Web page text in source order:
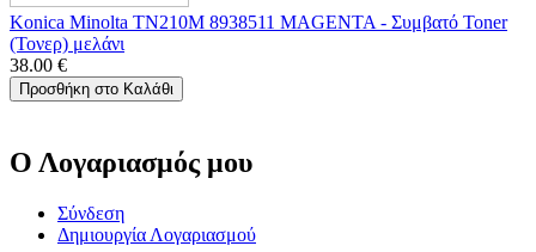
Konica Minolta TN210M 8938511 MAGENTA - Συμβατό Toner
(Τονερ) μελάνι
38.00 €
Προσθήκη στο Καλάθι
Ο Λογαριασμός μου
Σύνδεση
Δημιουργία Λογαριασμού